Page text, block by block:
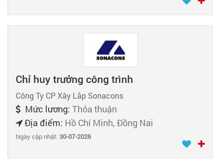
Chỉ huy trưởng công trình
Công Ty CP Xây Lắp Sonacons
Mức lương: Thỏa thuận
Địa điểm: Hồ Chí Minh, Đồng Nai
Ngày cập nhật:30-07-2026